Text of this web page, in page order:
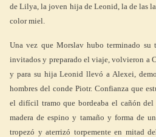
de Lilya, la joven hija de Leonid, la de las
color miel.
Una vez que Morslav hubo terminado su
invitados y preparado el viaje, volvieron a
y para su hija Leonid llevó a Alexei,
hombres del conde Piotr. Confianza que
el difícil tramo que bordeaba el cañón del
madera de espino y tamaño y forma de
tropezó y aterrizó torpemente en mitad